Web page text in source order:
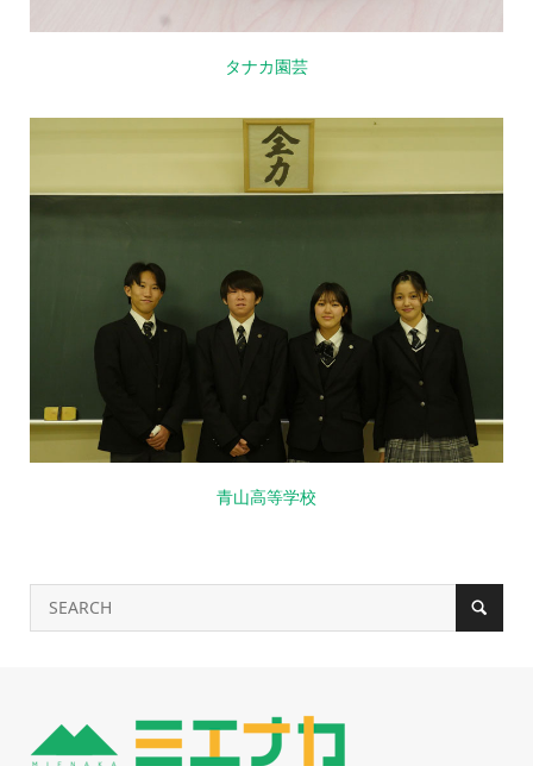
タナカ園芸
青山高等学校